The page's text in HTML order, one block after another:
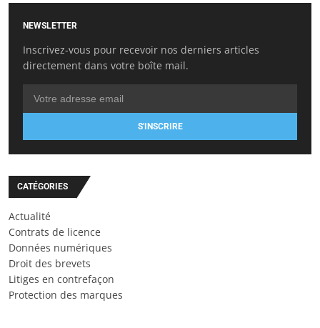
NEWSLETTER
Inscrivez-vous pour recevoir nos derniers articles
directement dans votre boîte mail.
S'INSCRIRE
CATÉGORIES
Actualité
Contrats de licence
Données numériques
Droit des brevets
Litiges en contrefaçon
Protection des marques